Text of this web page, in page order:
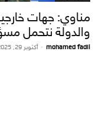
مناوي: جهات
والدولة نتحمل
mohamed fadil
- أكتوبر 29, 2025